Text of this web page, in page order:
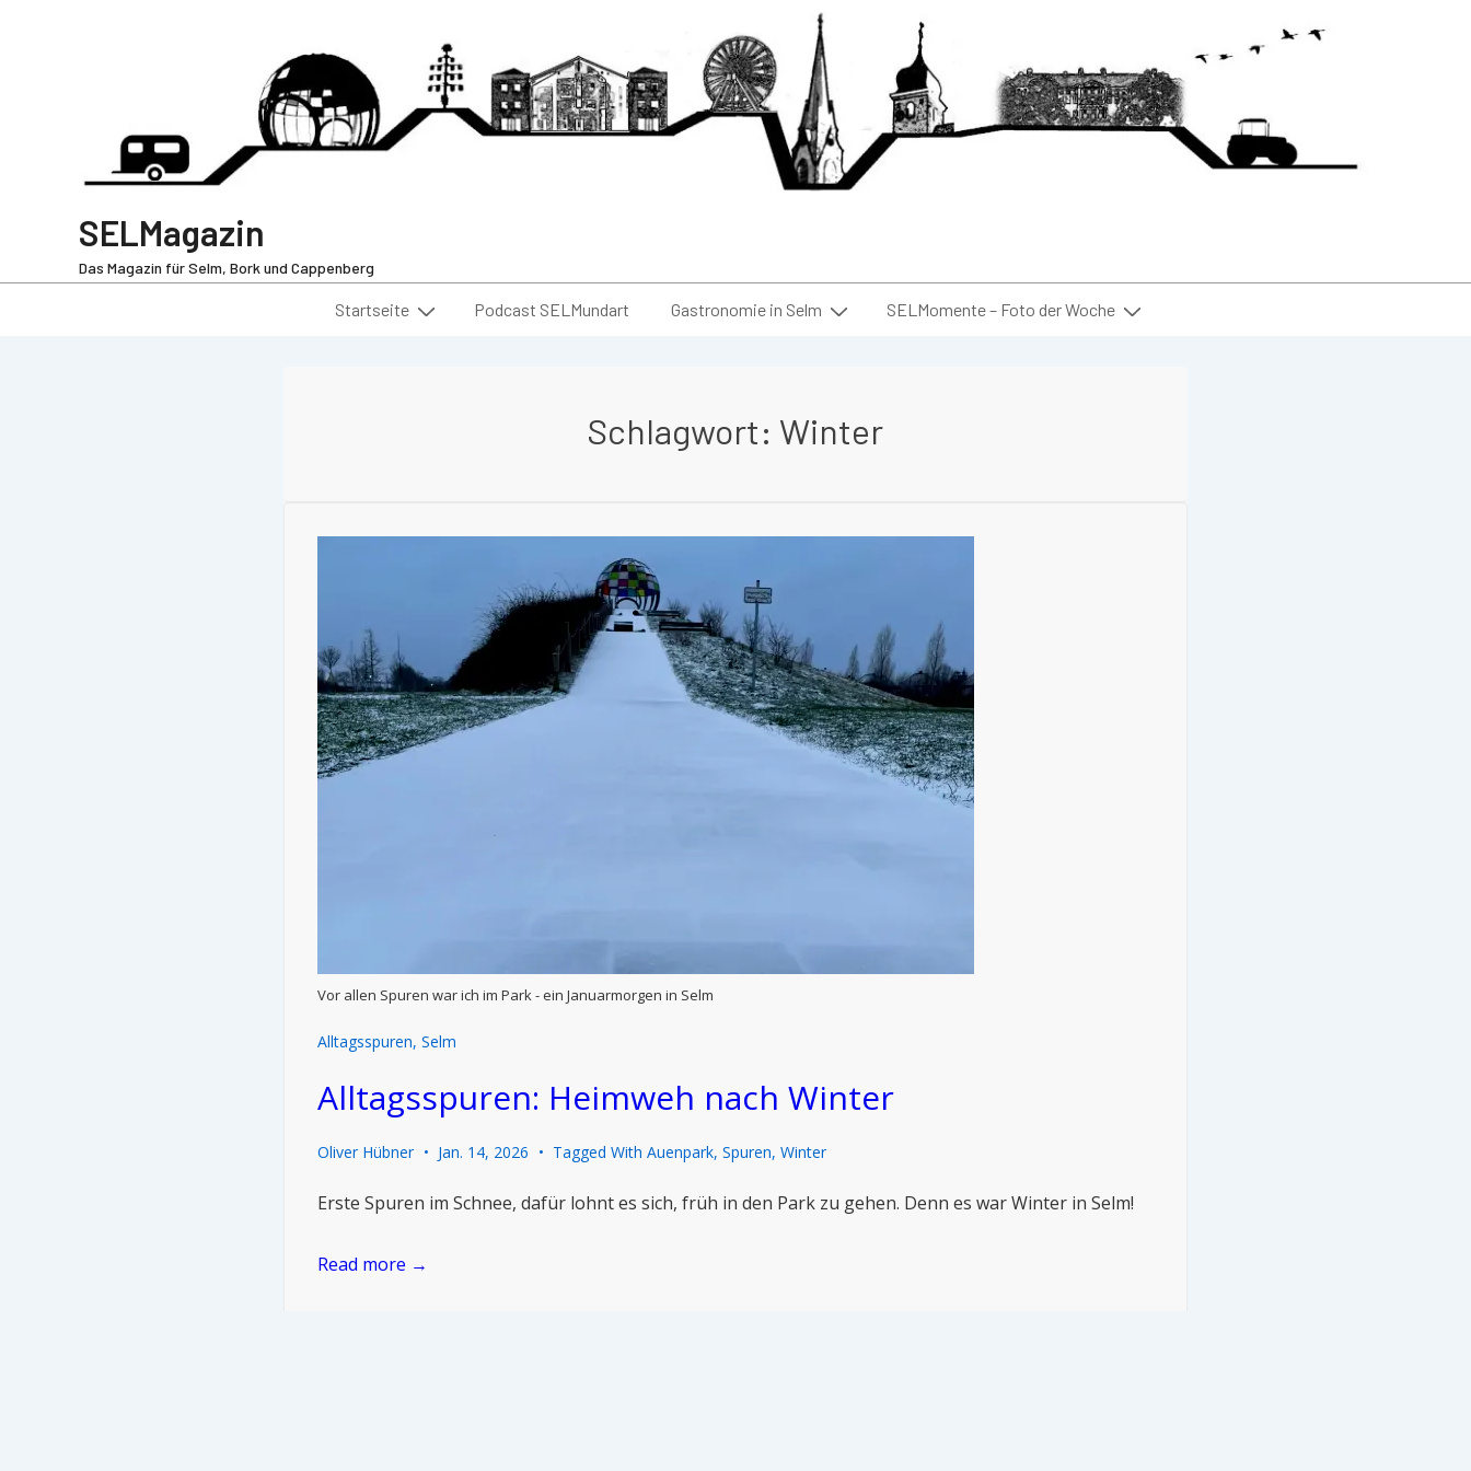
SELMagazin
Das Magazin für Selm, Bork und Cappenberg
Startseite Podcast SELMundart Gastronomie in Selm SELMomente – Foto der Woche
Schlagwort: Winter
Vor allen Spuren war ich im Park - ein Januarmorgen in Selm
Alltagsspuren,Selm
Alltagsspuren: Heimweh nach Winter
Oliver Hübner Jan. 14, 2026 Tagged With Auenpark, Spuren, Winter
Erste Spuren im Schnee, dafür lohnt es sich, früh in den Park zu gehen. Denn es war Winter in Selm!
Read more →